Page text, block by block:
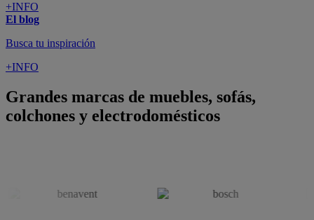
+INFO
El blog
Busca tu inspiración
+INFO
Grandes marcas de muebles, sofás,
colchones y electrodomésticos